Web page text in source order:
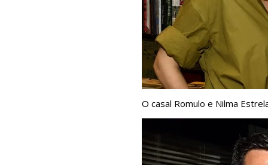
O casal Romulo e Nilma